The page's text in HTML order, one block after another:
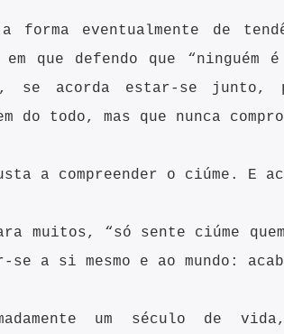
forma eventualmente de
em que defendo que
acorda estar-se junto,
do todo, mas que nunca
a compreender o ciúme. E
muitos, “só sente ciúme
se a si mesmo e ao mundo:
um século de